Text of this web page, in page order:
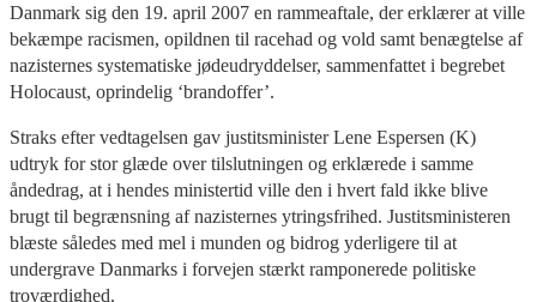
Danmark sig den 19. april 2007 en rammeaftale, der erklærer at ville
bekæmpe racismen, opildnen til racehad og vold samt benægtelse af
nazisternes systematiske jødeudryddelser, sammenfattet i begre­bet
Holocaust, oprindelig ‘brandoffer’.
Straks efter vedtagelsen gav justitsminister Lene Espersen (K)
udtryk for stor glæde over tilslutningen og erklærede i samme
åndedrag, at i hendes ministertid ville den i hvert fald ikke blive
brugt til begrænsning af nazisternes ytringsfrihed. Justitsministeren
blæste således med mel i munden og bidrog yderligere til at
undergrave Danmarks i forvejen stærkt ramponerede politiske
troværdighed.